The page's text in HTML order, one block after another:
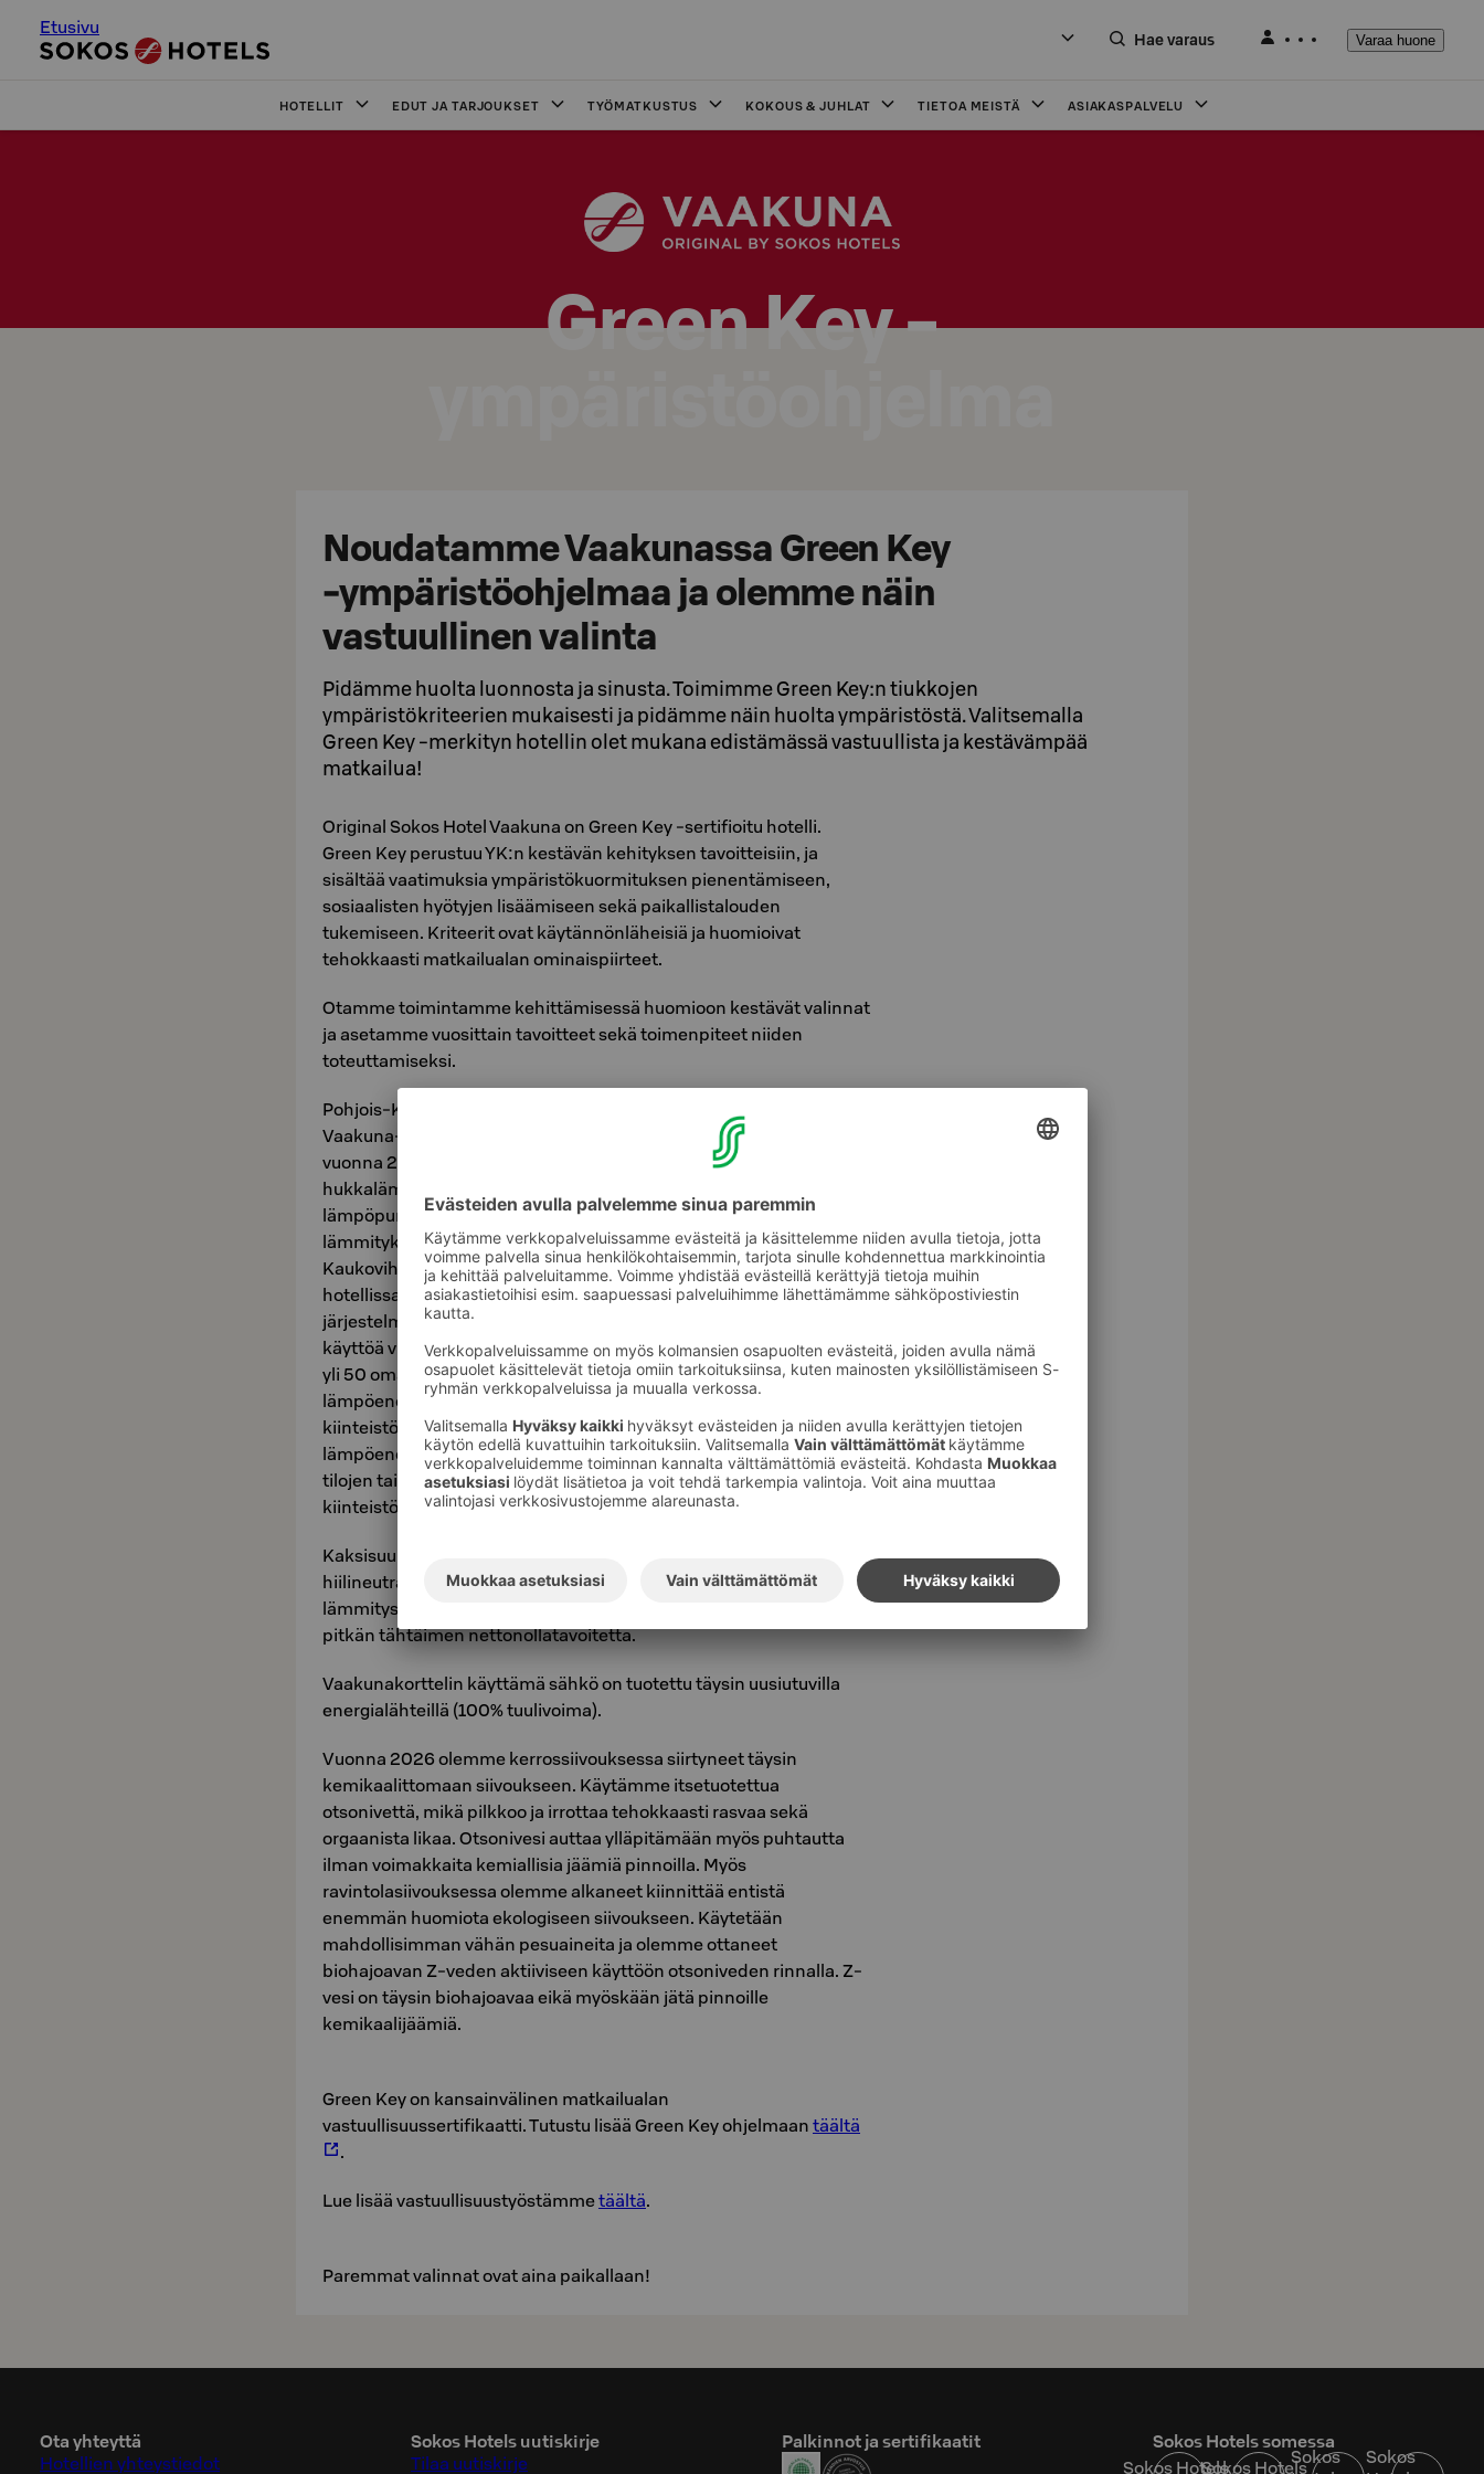
Etusivu
Hae varaus Varaa huone
HOTELLIT EDUT JA TARJOUKSET TYÖMATKUSTUS KOKOUS & JUHLAT TIETOA MEISTÄ ASIAKASPALVELU
Green Key -
Noudatamme Vaakunassa Green Key
-ympäristöohjelmaa ja olemme näin
vastuullinen valinta
Pidämme huolta luonnosta ja sinusta. Toimimme Green Key:n tiukkojen
ympäristökriteerien mukaisesti ja pidämme näin huolta ympäristöstä. Valitsemalla
Green Key -merkityn hotellin olet mukana edistämässä vastuullista ja kestävämpää
matkailua!
Original Sokos Hotel Vaakuna on Green Key -sertifioitu hotelli.
Green Key perustuu YK:n kestävän kehityksen tavoitteisiin, ja
sisältää vaatimuksia ympäristökuormituksen pienentämiseen,
sosiaalisten hyötyjen lisäämiseen sekä paikallistalouden
tukemiseen. Kriteerit ovat käytännönläheisiä ja huomioivat
tehokkaasti matkailualan ominaispiirteet.
Otamme toimintamme kehittämisessä huomioon kestävät valinnat
ja asetamme vuosittain tavoitteet sekä toimenpiteet niiden
toteuttamiseksi.
Pohjois-Karjalan Osuuskaupan (PKO) omistamassa Sokos-
Vaakuna-korttelissamme on päivitetty lämmitysjärjestelmä
vuonna 2024. Savon Voiman ja PKO:n pioneerityön tuloksena
hukkalämpö siirretään takaisin kaukolämpöverkkoon. Uusinta
lämpöpumpputeknologiaa hyödyntävä järjestelmä käyttää
lämmitykseen Savon Voiman tuottamaa hiilineutraalia
Kaukovihreää kaukolämpöä, ja kykenee samalla ottamaan talteen
hotellissa syntyvää hukkalämpöä lämpöpumppujen avulla. Uusi
järjestelmä pienentää Sokos-Vaakuna-korttelin kaukolämmön
käyttöä vuodessa noin 1 000 megawattituntia (MWh), joka vastaa
yli 50 omakotitalon tai yli 100 kerrostalokaksion vuotuista
lämpöenergian kulutusta. Lisäksi kahden lämpöpumpun avulla
kiinteistön ilmanvaihdosta otetaan takaisin muutoin ulos päätyvää
lämpöenergiaa. Tätä energiaa voidaan ohjata takaisin joko hotellin
tilojen tai käyttöveden lämmitykseen tai ohjata hukkalämpö
kiinteistöstä Savon Voiman kaukolämpöverkkoon.
Kaksisuuntaisen kaukolämmön hyödyntäminen tukee
hiilineutraalisuustavoitteita sekä parantaa asiakkaiden
lämmitysjärjestelmien kustannustehokkuutta. Lisäksi hanke tukee
pitkän tähtäimen nettonollatavoitetta.
Vaakunakorttelin käyttämä sähkö on tuotettu täysin uusiutuvilla
energialähteillä (100% tuulivoima).
Vuonna 2026 olemme kerrossiivouksessa siirtyneet täysin
kemikaalittomaan siivoukseen. Käytämme itsetuotettua
otsonivettä, mikä pilkkoo ja irrottaa tehokkaasti rasvaa sekä
orgaanista likaa. Otsonivesi auttaa ylläpitämään myös puhtautta
ilman voimakkaita kemiallisia jäämiä pinnoilla. Myös
ravintolasiivouksessa olemme alkaneet kiinnittää entistä
enemmän huomiota ekologiseen siivoukseen. Käytetään
mahdollisimman vähän pesuaineita ja olemme ottaneet
biohajoavan Z-veden aktiiviseen käyttöön otsoniveden rinnalla. Z-
vesi on täysin biohajoavaa eikä myöskään jätä pinnoille
kemikaalijäämiä.
Green Key on kansainvälinen matkailualan
vastuullisuussertifikaatti. Tutustu lisää Green Key ohjelmaan täältä
.
Lue lisää vastuullisuustyöstämmetäältä.
Paremmat valinnat ovat aina paikallaan!
Ota yhteyttä
Hotellien yhteystiedot
Sokos Hotels uutiskirje
Tilaa uutiskirje
Palkinnot ja sertifikaatit
Sokos Hotels somessa
Sokos HotelsSokos HotelsSokos
Sokos